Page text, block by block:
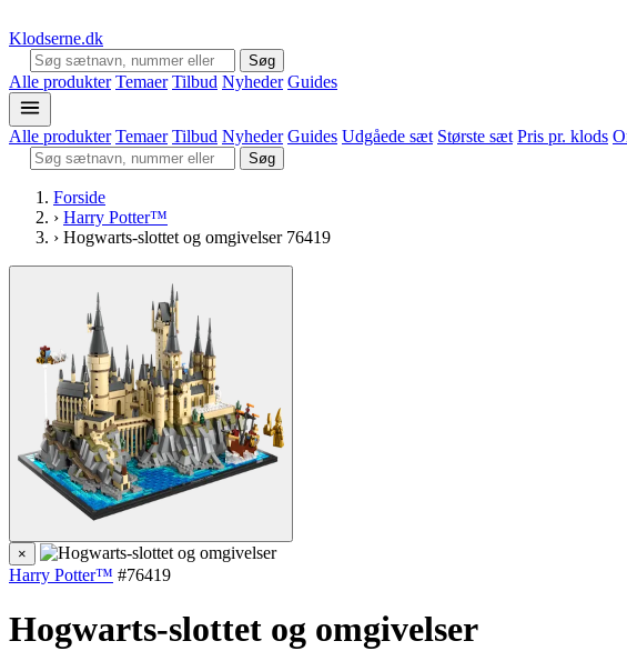
Klodserne.dk
Søg
Alle produkter Temaer Tilbud Nyheder Guides
Alle produkter Temaer Tilbud Nyheder Guides Udgåede sæt Største sæt Pris pr. klods
Søg
Forside
› Harry Potter™
› Hogwarts-slottet og omgivelser 76419
×
Harry Potter™ #76419
Hogwarts-slottet og omgivelser